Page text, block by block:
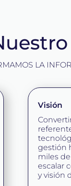
LA
Visión
gestión
miles
escalar
y visión